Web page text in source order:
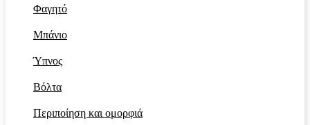
Φαγητό
Μπάνιο
Ύπνος
Βόλτα
Περιποίηση και ομορφιά